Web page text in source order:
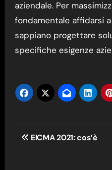
aziendale. Per
fondamentale affidarsi
sappiano progettare
specifiche esigenze
Navigazione
EICMA 2021: cos’è